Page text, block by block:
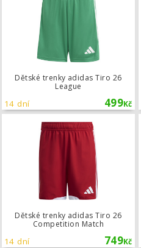
Dětské trenky adidas Tiro 26
League
499Kč
14 dní
Dětské trenky adidas Tiro 26
Competition Match
749Kč
14 dní